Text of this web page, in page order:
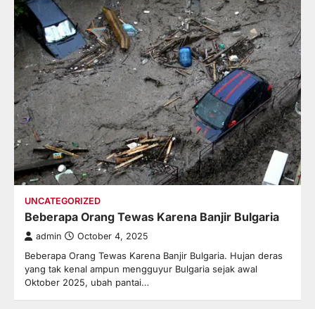
UNCATEGORIZED
Beberapa Orang Tewas Karena Banjir Bulgaria
admin October 4, 2025
Beberapa Orang Tewas Karena Banjir Bulgaria. Hujan deras
yang tak kenal ampun mengguyur Bulgaria sejak awal
Oktober 2025, ubah pantai…